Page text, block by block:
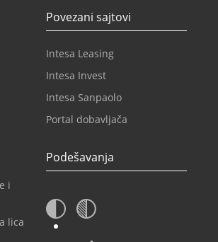
i
lica
Povezani sajtovi
Intesa Leasing
Intesa Invest
Intesa Sanpaolo
Portal dobavljača
Podešavanja